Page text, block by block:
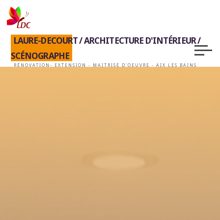
LAURE-DECOURT / ARCHITECTURE D'INTÉRIEUR /
SCÉNOGRAPHE
RÉNOVATION- EXTENSION - MAITRISE D'OEUVRE - AIX LES BAINS